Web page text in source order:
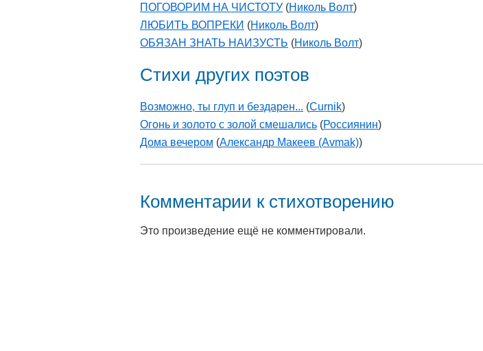
ПОГОВОРИМ НА ЧИСТОТУ (Николь Волт)
ЛЮБИТЬ ВОПРЕКИ (Николь Волт)
ОБЯЗАН ЗНАТЬ НАИЗУСТЬ (Николь Волт)
Стихи других поэтов
Возможно, ты глуп и бездарен... (Curnik)
Огонь и золото с золой смешались (Россиянин)
Дома вечером (Александр Макеев (Avmak))
Комментарии к стихотворению
Это произведение ещё не комментировали.